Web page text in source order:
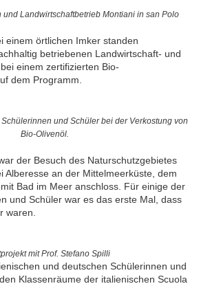
und Landwirtschaftbetrieb Montiani in san Polo
einem örtlichen Imker standen
betriebenen Landwirtschaft- und
einem zertifizierten Bio-
dem Programm.
und Schüler bei der Verkostung von
Bio-Olivenöl.
der Besuch des Naturschutzgebietes
Alberesse an der Mittelmeerküste, dem
Bad im Meer anschloss. Für einige der
und Schüler war es das erste Mal, dass
waren.
mit Prof. Stefano Spilli
und deutschen Schülerinnen und
Klassenräume der italienischen Scuola